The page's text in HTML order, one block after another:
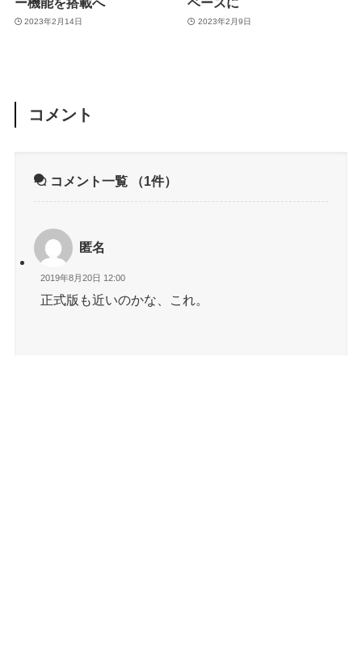
2023年2月14日 2023年2月9日
コメント
コメント一覧 （1件）
匿名
2019年8月20日 12:00
正式版も近いのかな、これ。